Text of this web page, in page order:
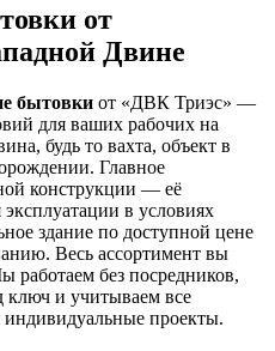
от
Двине
бытовки от «ДВК Триэс» —
для ваших рабочих на
будь то вахта, объект в
Главное
конструкции — её
в условиях
здание по доступной цене
Весь ассортимент вы
работаем без посредников,
ключ и учитываем все
индивидуальные проекты.